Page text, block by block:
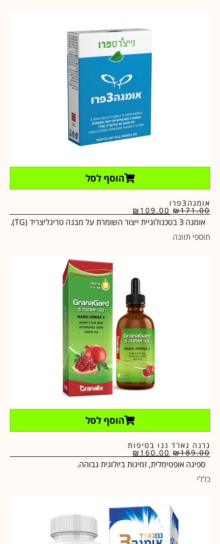
הוסף לסל
אומגה3פרו
₪171.00
₪ 109.00
אומגה 3 בטכנולוגיית ייצור השומרת על מבנה טריגליצריד (TG).
תוספי תזונה
הוסף לסל
גרנה גארד ננו בטיפות
₪189.00
₪ 160.00
ספיגה אופטימלית, זמינות ביולוגית גבוהה.
כללי